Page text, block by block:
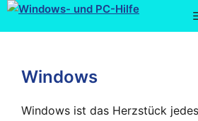
Windows
Windows ist das Herzstück